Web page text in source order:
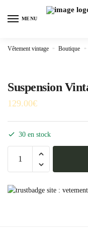
MENU
Vêtement vintage » Boutique »
Suspension
129.00€
30 en stock
Vintage